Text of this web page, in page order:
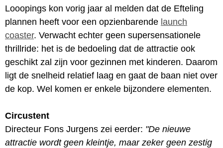
Looopings kon vorig jaar al melden dat de Efteling
plannen heeft voor een opzienbarende launch
coaster. Verwacht echter geen supersensationele
thrillride: het is de bedoeling dat de attractie ook
geschikt zal zijn voor gezinnen met kinderen. Daarom
ligt de snelheid relatief laag en gaat de baan niet over
de kop. Wel komen er enkele bijzondere elementen.
Circustent
Directeur Fons Jurgens zei eerder: "De nieuwe
attractie wordt geen kleintje, maar zeker geen zestig